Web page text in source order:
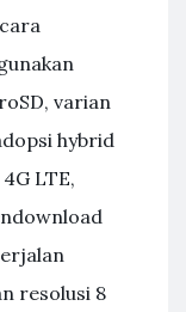
varian
hybrid
LTE,
resolusi 8